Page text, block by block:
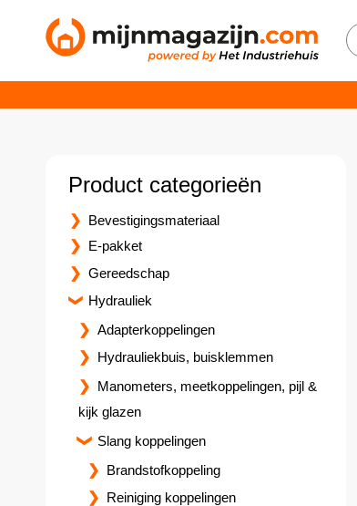
Product categorieën
Bevestigingsmateriaal
E-pakket
Gereedschap
Hydrauliek
Adapterkoppelingen
Hydrauliekbuis, buisklemmen
Manometers, meetkoppelingen, pijl &
kijk glazen
Slang koppelingen
Brandstofkoppeling
Reiniging koppelingen